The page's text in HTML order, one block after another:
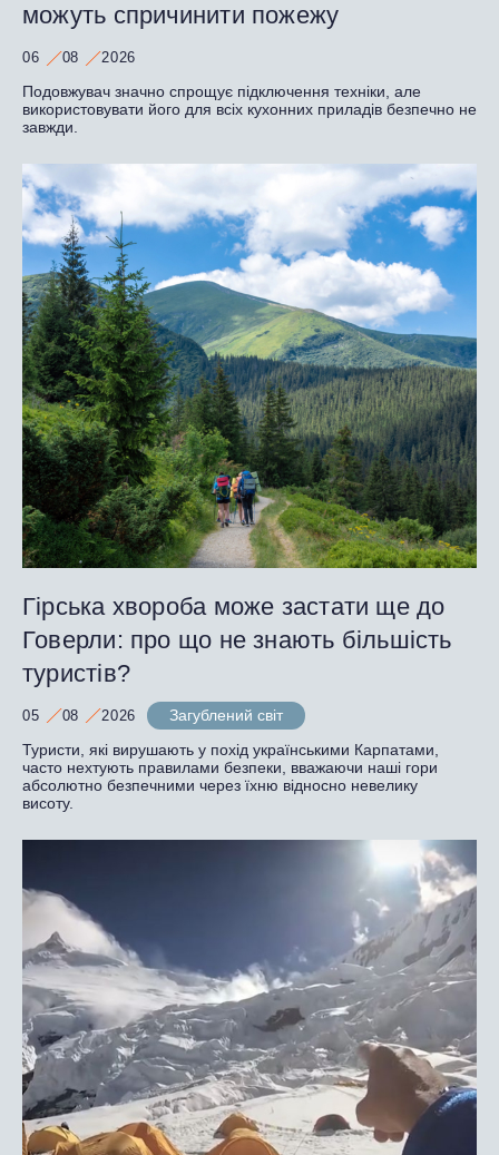
можуть спричинити пожежу
06 08 2026
Подовжувач значно спрощує підключення техніки, але
використовувати його для всіх кухонних приладів безпечно не
завжди.
Гірська хвороба може застати ще до
Говерли: про що не знають більшість
туристів?
05 08 2026
Загублений світ
Туристи, які вирушають у похід українськими Карпатами,
часто нехтують правилами безпеки, вважаючи наші гори
абсолютно безпечними через їхню відносно невелику
висоту.